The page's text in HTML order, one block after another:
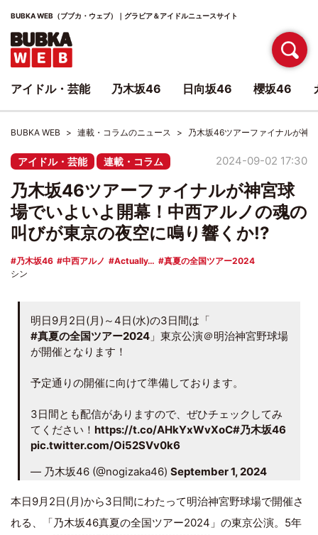
BUBKA WEB（ブブカ・ウェブ）｜グラビア＆アイドルニュースサイト
BUBKA WEB 連載・コラムのニュース 乃木坂46ツアーファイナルが神
アイドル・芸能 連載・コラム 2024-09-02 17:30
乃木坂46ツアーファイナルが神宮球
場でいよいよ開幕！中西アルノの魂の
叫びが東京の夜空に鳴り響くか!?
乃木坂46 中西アルノ Actually…
真夏の全国ツアー2024
シン
明日9月2日(月)～4日(水)の3日間は「
#真夏の全国ツアー2024 」東京公演＠明治神宮野球場
が開催となります！
予定通りの開催に向けて準備しております。
3日間とも配信がありますので、ぜひチェックしてみ
てください！ https://t.co/AHkYxWvXoC#乃木坂46
pic.twitter.com/Oi52SVv0k6
— 乃木坂46 (@nogizaka46) September 1, 2024
本日9月2日(月)から3日間にわたって明治神宮野球場で開催さ
れる、「乃木坂46真夏の全国ツアー2024 」の東京公演。5年
アイドル・芸能 乃木坂46 日向坂46 櫻坂46